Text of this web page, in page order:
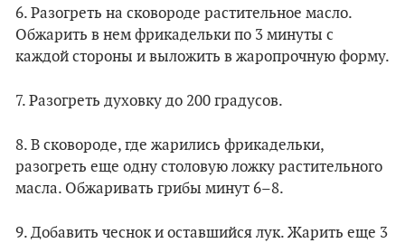
6. Разогреть на сковороде растительное масло.
Обжарить в нем фрикадельки по 3 минуты с
каждой стороны и выложить в жаропрочную форму.
7. Разогреть духовку до 200 градусов.
8. В сковороде, где жарились фрикадельки,
разогреть еще одну столовую ложку растительного
масла. Обжаривать грибы минут 6–8.
9. Добавить чеснок и оставшийся лук. Жарить еще 3